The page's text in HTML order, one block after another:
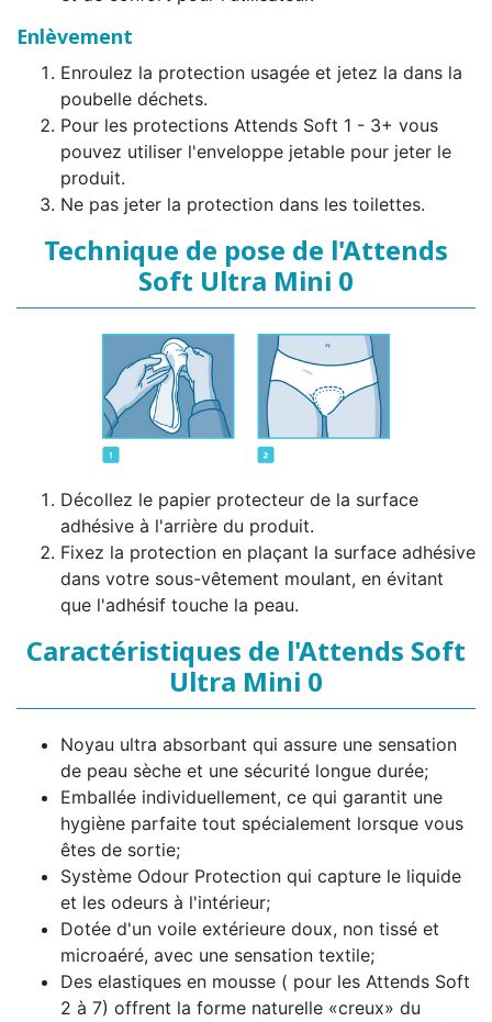
Enlèvement
Enroulez la protection usagée et jetez la dans la
poubelle déchets.
Pour les protections Attends Soft 1 - 3+ vous
pouvez utiliser l'enveloppe jetable pour jeter le
produit.
Ne pas jeter la protection dans les toilettes.
Technique de pose de l'Attends
Soft Ultra Mini 0
Décollez le papier protecteur de la surface
adhésive à l'arrière du produit.
Fixez la protection en plaçant la surface adhésive
dans votre sous-vêtement moulant, en évitant
que l'adhésif touche la peau.
Caractéristiques de l'Attends Soft
Ultra Mini 0
Noyau ultra absorbant qui assure une sensation
de peau sèche et une sécurité longue durée;
Emballée individuellement, ce qui garantit une
hygiène parfaite tout spécialement lorsque vous
êtes de sortie;
Système Odour Protection qui capture le liquide
et les odeurs à l'intérieur;
Dotée d'un voile extérieure doux, non tissé et
microaéré, avec une sensation textile;
Des elastiques en mousse ( pour les Attends Soft
2 à 7) offrent la forme naturelle «creux» du